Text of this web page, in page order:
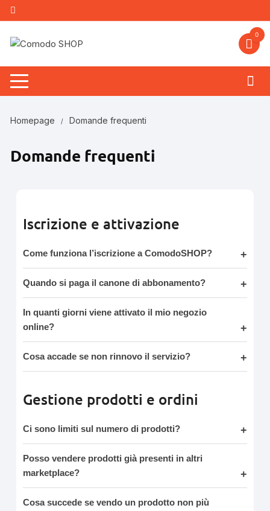
0
Homepage Domande frequenti
Domande frequenti
Iscrizione e attivazione
Come funziona l’iscrizione a ComodoSHOP?
Quando si paga il canone di abbonamento?
In quanti giorni viene attivato il mio negozio
online?
Cosa accade se non rinnovo il servizio?
Gestione prodotti e ordini
Ci sono limiti sul numero di prodotti?
Posso vendere prodotti già presenti in altri
marketplace?
Cosa succede se vendo un prodotto non più